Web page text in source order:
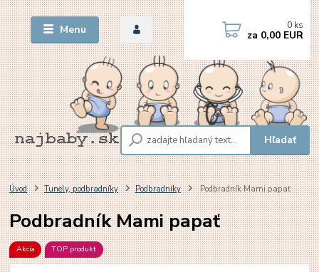
Menu
Hľadať
0 ks
za 0,00 EUR
Úvod Tunely, podbradníky Podbradníky Podbradník Mami papať
Podbradník Mami papať
Akcia TOP produkt